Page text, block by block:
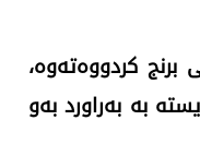
کردووەتەوە،
بە بەراورد بەو